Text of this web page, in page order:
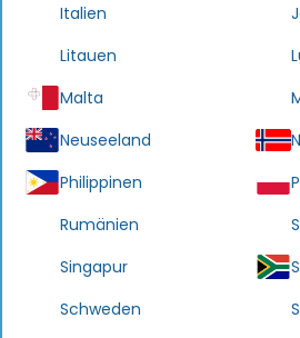
Italien
Litauen
Malta
Neuseeland
Philippinen
Rumänien
Singapur
Schweden